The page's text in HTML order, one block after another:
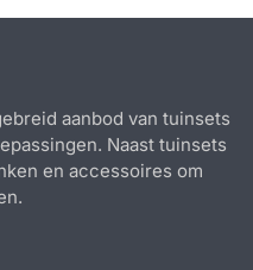
aanbod van tuinsets
Naast tuinsets
en accessoires om